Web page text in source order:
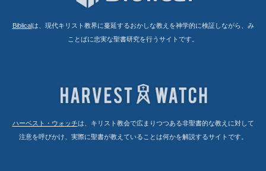
Biblicalは、現代キリスト教界に蔓延するおかしな教えを神学的に検証しながら、み
ことばに忠実な聖書研究を行うサイトです。
ハーベスト・ウォッチは、キリスト教会で広まりつつある非聖書的な教えに対して
注意を呼びかけ、実際に聖書が教えていることは何かを解説するサイトです。